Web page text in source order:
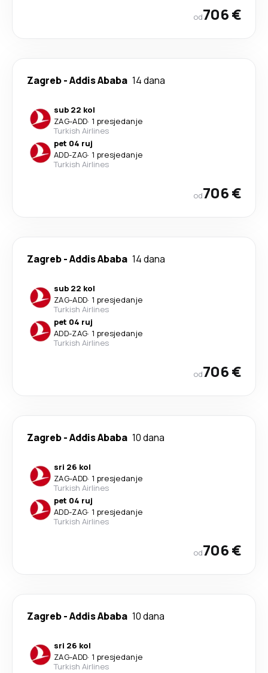
od706 €
Zagreb-Addis Ababa 14 dana
sub 22 kol
ZAG-ADD· 1 presjedanje
Turkish Airlines
pet 04 ruj
ADD-ZAG· 1 presjedanje
Turkish Airlines
od706 €
Zagreb-Addis Ababa 14 dana
sub 22 kol
ZAG-ADD· 1 presjedanje
Turkish Airlines
pet 04 ruj
ADD-ZAG· 1 presjedanje
Turkish Airlines
od706 €
Zagreb-Addis Ababa 10 dana
sri 26 kol
ZAG-ADD· 1 presjedanje
Turkish Airlines
pet 04 ruj
ADD-ZAG· 1 presjedanje
Turkish Airlines
od706 €
Zagreb-Addis Ababa 10 dana
sri 26 kol
ZAG-ADD· 1 presjedanje
Turkish Airlines